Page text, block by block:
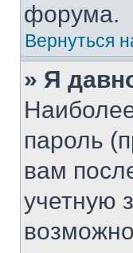
форума.
Вернуться
» Я
пароль
вам
учетную